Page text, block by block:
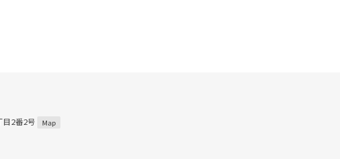
2番2号 Map